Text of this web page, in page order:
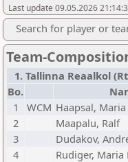
Last update 09.05.2026
Search for player or
Team-
1. Tallinna Reaalkol
Bo.
1
WCM Haapsal,
2
Maapalu, Ralf
3
Dudakov,
4
Rudiger, Maria